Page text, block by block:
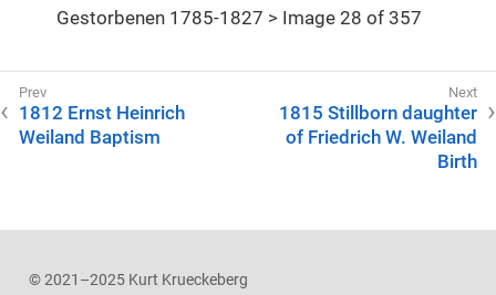
Gestorbenen 1785-1827 > Image 28 of 357
1812 Ernst Heinrich
Weiland Baptism
1815 Stillborn daughter
of Friedrich W. Weiland
Birth
© 2021–2025 Kurt Krueckeberg